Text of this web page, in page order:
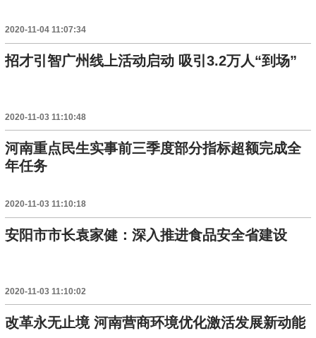
2020-11-04 11:07:34
招才引智广州线上活动启动 吸引3.2万人“到场”
2020-11-03 11:10:48
河南重点民生实事前三季度部分指标超额完成全
年任务
2020-11-03 11:10:18
安阳市市长袁家健：深入推进食品安全省建设
2020-11-03 11:10:02
改革永无止境 河南营商环境优化激活发展新动能